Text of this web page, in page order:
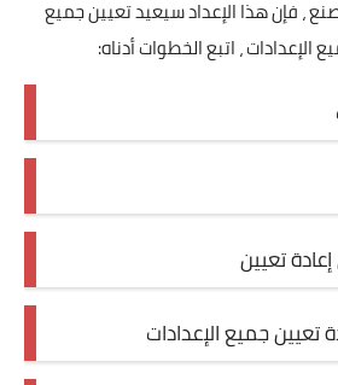
، فإن هذا الإعداد سيعيد تعيين جميع
الإعدادات ، اتبع الخطوات أدناه:
تعيين
جميع الإعدادات